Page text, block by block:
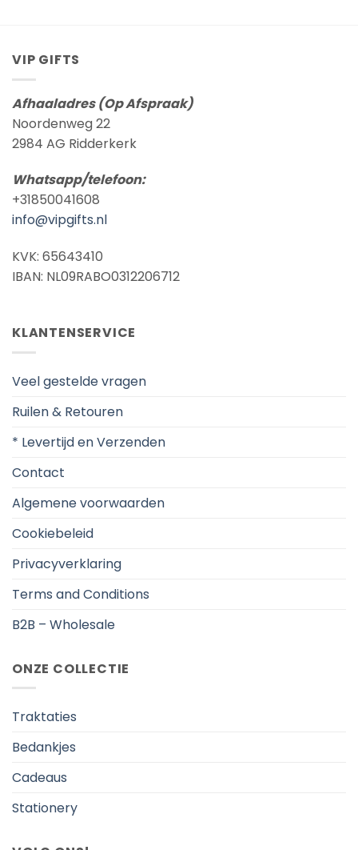
VIP GIFTS
Afhaaladres (Op Afspraak)
Noordenweg 22
2984 AG Ridderkerk
Whatsapp/telefoon:
+31850041608
info@vipgifts.nl
KVK: 65643410
IBAN: NL09RABO0312206712
KLANTENSERVICE
Veel gestelde vragen
Ruilen & Retouren
* Levertijd en Verzenden
Contact
Algemene voorwaarden
Cookiebeleid
Privacyverklaring
Terms and Conditions
B2B – Wholesale
ONZE COLLECTIE
Traktaties
Bedankjes
Cadeaus
Stationery